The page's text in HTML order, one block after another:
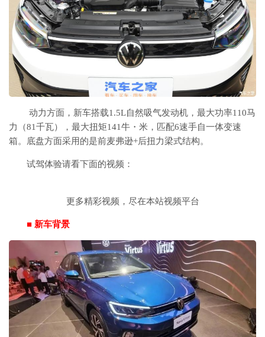
动力方面，新车搭载1.5L自然吸气发动机，最大功率110马
力（81千瓦），最大扭矩141牛・米，匹配6速手自一体变速
箱。底盘方面采用的是前麦弗逊+后扭力梁式结构。
试驾体验请看下面的视频：
更多精彩视频，尽在本站视频平台
■ 新车背景